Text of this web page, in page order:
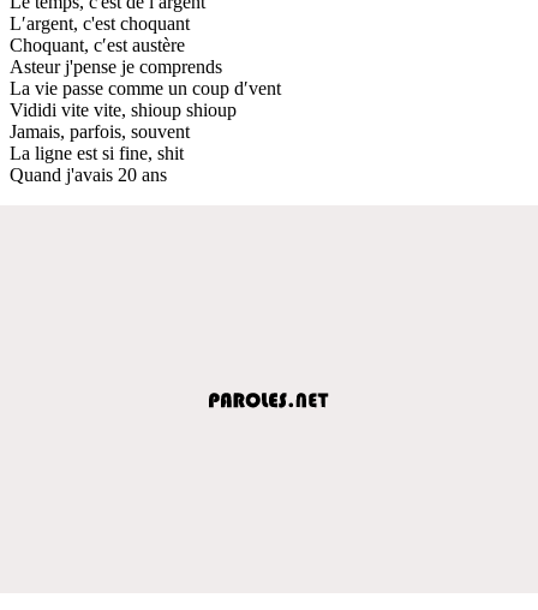
L′argent, c'est choquant
Choquant, c′est austère
Asteur j'pense je comprends
La vie passe comme un coup d′vent
Vididi vite vite, shioup shioup
Jamais, parfois, souvent
La ligne est si fine, shit
Quand j'avais 20 ans